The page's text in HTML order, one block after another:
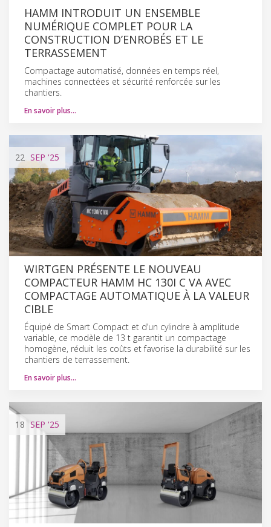
HAMM INTRODUIT UN ENSEMBLE
NUMÉRIQUE COMPLET POUR LA
CONSTRUCTION D’ENROBÉS ET LE
TERRASSEMENT
Compactage automatisé, données en temps réel,
machines connectées et sécurité renforcée sur les
chantiers.
En savoir plus…
22 SEP '25
WIRTGEN PRÉSENTE LE NOUVEAU
COMPACTEUR HAMM HC 130I C VA AVEC
COMPACTAGE AUTOMATIQUE À LA VALEUR
CIBLE
Équipé de Smart Compact et d’un cylindre à amplitude
variable, ce modèle de 13 t garantit un compactage
homogène, réduit les coûts et favorise la durabilité sur les
chantiers de terrassement.
En savoir plus…
18 SEP '25